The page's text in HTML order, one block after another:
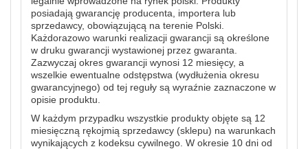
posiadają gwarancję producenta, importera lub
sprzedawcy, obowiązującą na terenie Polski.
Każdorazowo warunki realizacji gwarancji są określone
w druku gwarancji wystawionej przez gwaranta.
Zazwyczaj okres gwarancji wynosi 12 miesięcy, a
wszelkie ewentualne odstępstwa (wydłużenia okresu
gwarancyjnego) od tej reguły są wyraźnie zaznaczone w
opisie produktu.
W każdym przypadku wszystkie produkty objęte są 12
miesięczną rękojmią sprzedawcy (sklepu) na warunkach
wynikających z kodeksu cywilnego. W okresie 10 dni od